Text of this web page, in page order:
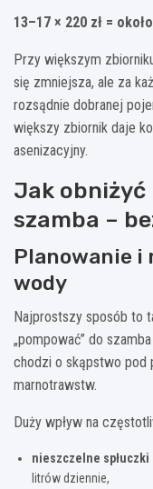
13–17 × 220 zł =
Przy większym
się zmniejsza, ale za
rozsądnie dobranej
większy zbiornik daje
asenizacyjny.
Jak obniżyć
szamba –
Planowanie i
wody
Najprostszy sposób to
„pompować” do
chodzi o skąpstwo pod
marnotrawstw.
Duży wpływ na
nieszczelne spłuczki
litrów dziennie,